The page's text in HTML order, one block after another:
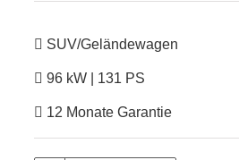
SUV/Geländewagen
96 kW | 131 PS
12 Monate Garantie